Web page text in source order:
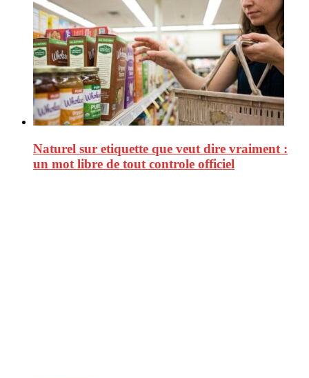
Naturel sur etiquette que veut dire vraiment :
un mot libre de tout controle officiel